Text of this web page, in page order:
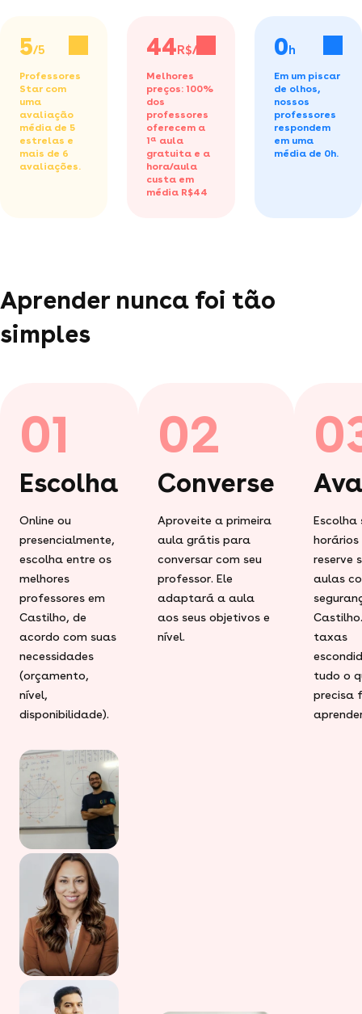
5/5
Professores
Star com
uma
avaliação
média de 5
estrelas e
mais de 6
avaliações.
44R$/h
Melhores
preços: 100%
dos
professores
oferecem a
1ª aula
gratuita e a
hora/aula
custa em
média R$44
0h
Em um piscar
de olhos,
nossos
professores
respondem
em uma
média de 0h.
Aprender nunca foi tão
simples
01
Escolha
Online ou
presencialmente,
escolha entre os
melhores
professores em
Castilho, de
acordo com suas
necessidades
(orçamento,
nível,
disponibilidade).
02
Converse
Aproveite a primeira
aula grátis para
conversar com seu
professor. Ele
adaptará a aula
aos seus objetivos e
nível.
Escolha
horários
reserve
aulas
taxas
tudo o
precisa